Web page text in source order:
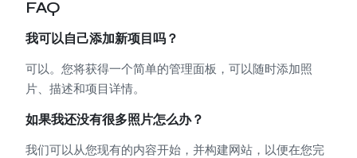
FAQ
我可以自己添加新项目吗？
可以。您将获得一个简单的管理面板，可以随时添加照
片、描述和项目详情。
如果我还没有很多照片怎么办？
我们可以从您现有的内容开始，并构建网站，以便在您完